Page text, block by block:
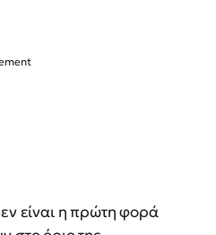
είναι η πρώτη φορά